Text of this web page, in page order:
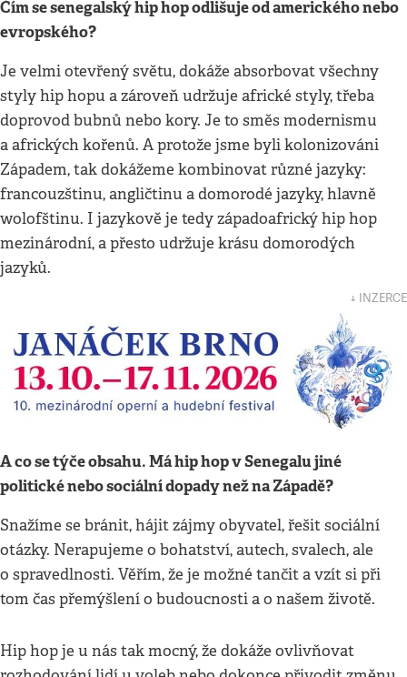
Čím se senegalský hip hop odlišuje od amerického nebo
evropského?
Je velmi otevřený světu, dokáže absorbovat všechny
styly hip hopu a zároveň udržuje africké styly, třeba
doprovod bubnů nebo kory. Je to směs modernismu
a afrických kořenů. A protože jsme byli kolonizováni
Západem, tak dokážeme kombinovat různé jazyky:
francouzštinu, angličtinu a domorodé jazyky, hlavně
wolofštinu. I jazykově je tedy západoafrický hip hop
mezinárodní, a přesto udržuje krásu domorodých
jazyků.
↓ INZERCE
A co se týče obsahu. Má hip hop v Senegalu jiné
politické nebo sociální dopady než na Západě?
Snažíme se bránit, hájit zájmy obyvatel, řešit sociální
otázky. Nerapujeme o bohatství, autech, svalech, ale
o spravedlnosti. Věřím, že je možné tančit a vzít si při
tom čas přemýšlení o budoucnosti a o našem životě.
Hip hop je u nás tak mocný, že dokáže ovlivňovat